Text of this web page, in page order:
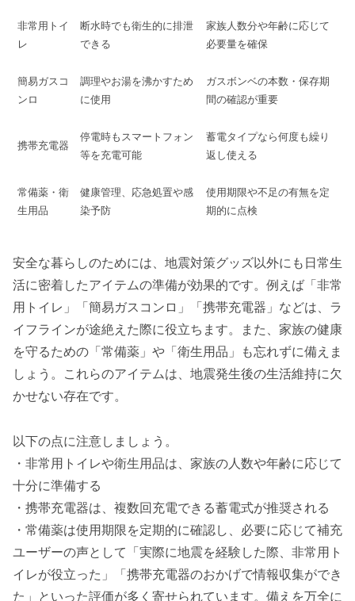
非常用トイ
レ
断水時でも衛生的に排泄
できる
家族人数分や年齢に応じて
必要量を確保
簡易ガスコ
ンロ
調理やお湯を沸かすため
に使用
ガスボンベの本数・保存期
間の確認が重要
携帯充電器
停電時もスマートフォン
等を充電可能
蓄電タイプなら何度も繰り
返し使える
常備薬・衛
生用品
健康管理、応急処置や感
染予防
使用期限や不足の有無を定
期的に点検
安全な暮らしのためには、地震対策グッズ以外にも日常生
活に密着したアイテムの準備が効果的です。例えば「非常
用トイレ」「簡易ガスコンロ」「携帯充電器」などは、ラ
イフラインが途絶えた際に役立ちます。また、家族の健康
を守るための「常備薬」や「衛生用品」も忘れずに備えま
しょう。これらのアイテムは、地震発生後の生活維持に欠
かせない存在です。
以下の点に注意しましょう。
・非常用トイレや衛生用品は、家族の人数や年齢に応じて
十分に準備する
・携帯充電器は、複数回充電できる蓄電式が推奨される
・常備薬は使用期限を定期的に確認し、必要に応じて補充
ユーザーの声として「実際に地震を経験した際、非常用ト
イレが役立った」「携帯充電器のおかげで情報収集ができ
た」といった評価が多く寄せられています。備えを万全に